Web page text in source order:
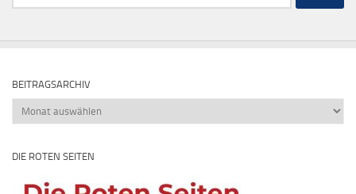
BEITRAGSARCHIV
Beitragsarchiv
DIE ROTEN SEITEN